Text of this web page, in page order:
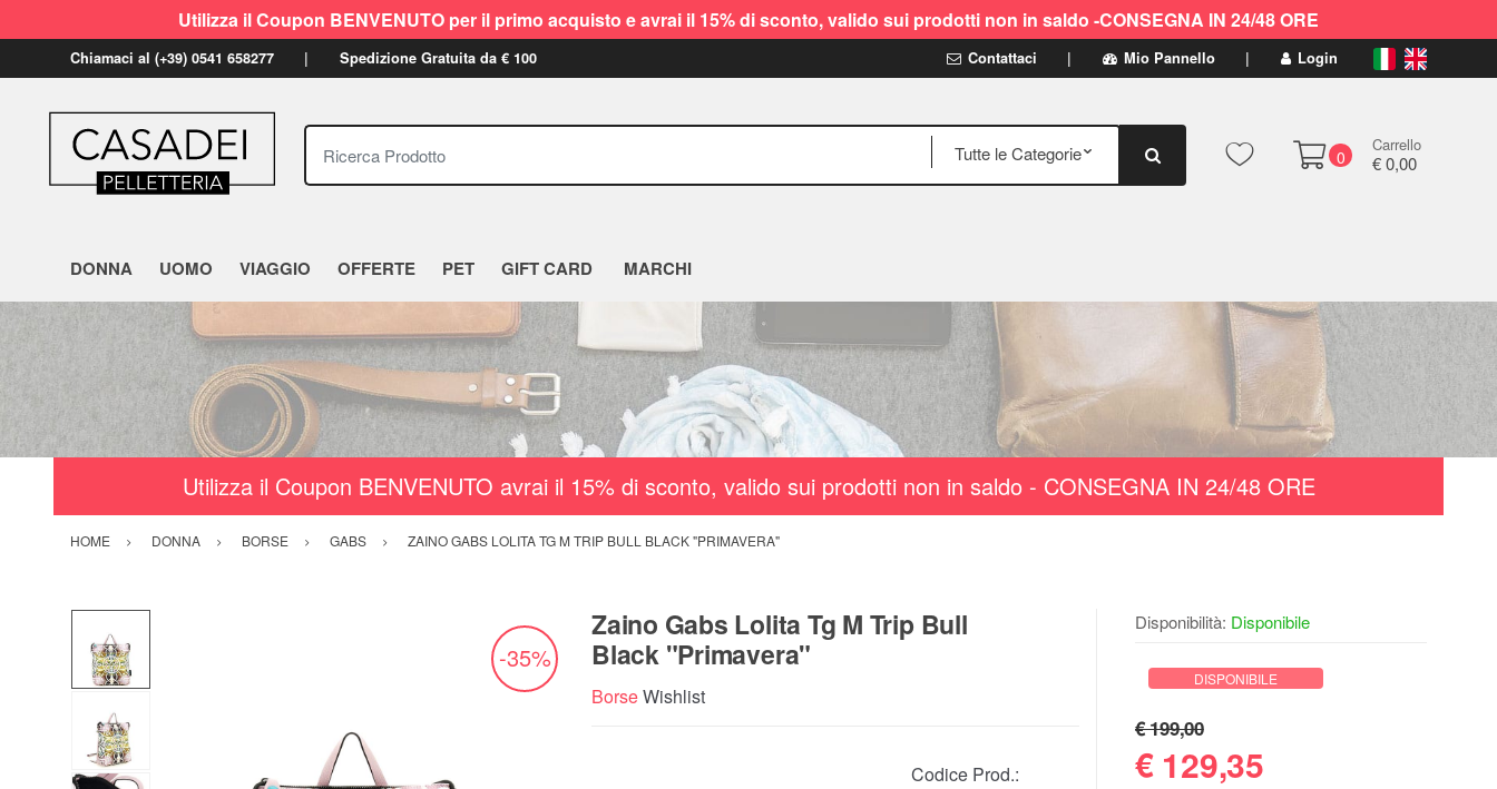
Utilizza il Coupon BENVENUTO per il primo acquisto e avrai il 15% di sconto, valido sui prodotti non in saldo -CONSEGNA IN 24/48 ORE
Chiamaci al (+39) 0541 658277 Spedizione Gratuita da € 100 Contattaci Mio Pannello Login
Ricerca Prodotto
0
Carrello
€ 0,00
DONNA UOMO VIAGGIO OFFERTE PET GIFT CARD MARCHI
Utilizza il Coupon BENVENUTO avrai il 15% di sconto, valido sui prodotti non in saldo - CONSEGNA IN 24/48 ORE
HOME DONNA BORSE GABS ZAINO GABS LOLITA TG M TRIP BULL BLACK "PRIMAVERA"
-35%
Zaino Gabs Lolita Tg M Trip Bull
Black "Primavera"
BorseWishlist
Codice Prod.:
Disponibilità: Disponibile
DISPONIBILE
€ 199,00
€ 129,35